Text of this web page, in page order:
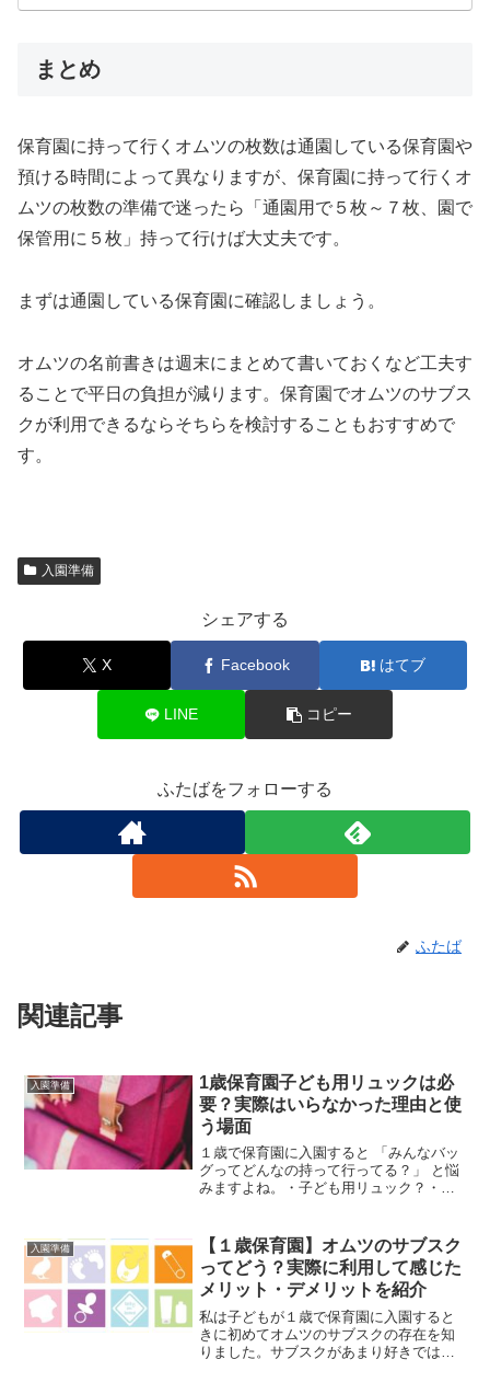
まとめ
保育園に持って行くオムツの枚数は通園している保育園や
預ける時間によって異なりますが、保育園に持って行くオ
ムツの枚数の準備で迷ったら「通園用で５枚～７枚、園で
保管用に５枚」持って行けば大丈夫です。
まずは通園している保育園に確認しましょう。
オムツの名前書きは週末にまとめて書いておくなど工夫す
ることで平日の負担が減ります。保育園でオムツのサブス
クが利用できるならそちらを検討することもおすすめで
す。
入園準備
シェアする
X Facebook はてブ
LINE コピー
ふたばをフォローする
ふたば
関連記事
入園準備
1歳保育園子ども用リュックは必
要？実際はいらなかった理由と使
う場面
１歳で保育園に入園すると 「みんなバッ
グってどんなの持って行ってる？」 と悩
みますよね。・子ども用リュック？・何
も子どもが１歳(１２ヶ月)で入園したとき
は周囲の状況が分...
入園準備
【１歳保育園】オムツのサブスク
ってどう？実際に利用して感じた
メリット・デメリットを紹介
私は子どもが１歳で保育園に入園すると
きに初めてオムツのサブスクの存在を知
りました。サブスクがあまり好きではな